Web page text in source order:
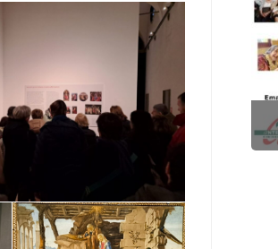
PERCORSO PREPARAZIONE
CRESIMA ADULTI OTTOBRE 2026